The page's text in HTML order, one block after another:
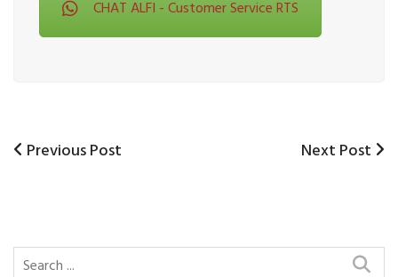
CHAT ALFI - Customer Service RTS
Post
Previous
Previous Post
Next
Next Post